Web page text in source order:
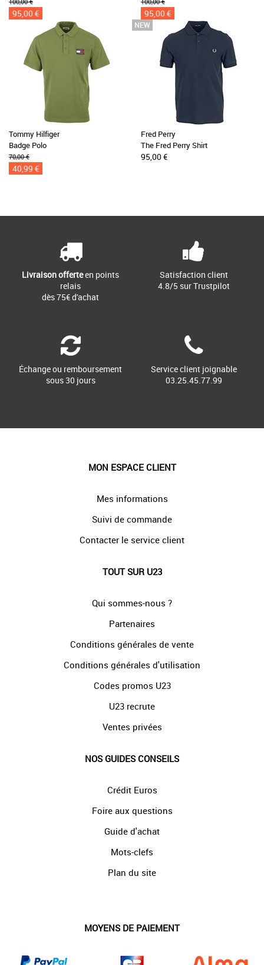
95,00 € 95,00 €
Tommy Hilfiger
Badge Polo
70,00 €
40,99 €
Fred Perry
The Fred Perry Shirt
95,00 €
Livraison offerteen points
relais
dès 75€ d'achat
Satisfaction client
4.8/5 sur Trustpilot
Échange ou remboursement
sous 30 jours
Service client joignable
03.25.45.77.99
MON ESPACE CLIENT
Mes informations
Suivi de commande
Contacter le service client
TOUT SUR U23
Qui sommes-nous ?
Partenaires
Conditions générales de vente
Conditions générales d'utilisation
Codes promos U23
U23 recrute
Ventes privées
NOS GUIDES CONSEILS
Crédit Euros
Foire aux questions
Guide d'achat
Mots-clefs
Plan du site
MOYENS DE PAIEMENT